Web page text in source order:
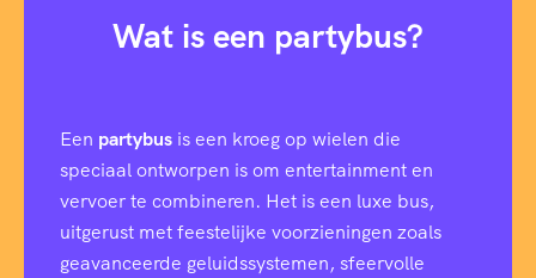
Wat is een partybus?
Een partybus is een kroeg op wielen die
speciaal ontworpen is om entertainment en
vervoer te combineren. Het is een luxe bus,
uitgerust met feestelijke voorzieningen zoals
geavanceerde geluidssystemen, sfeervolle